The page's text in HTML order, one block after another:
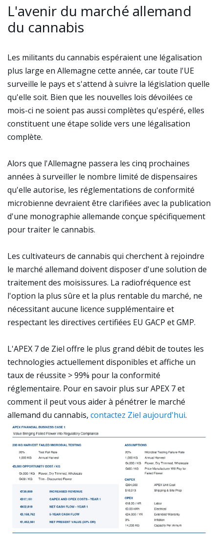
L'avenir du marché allemand
du cannabis
Les militants du cannabis espéraient une légalisation
plus large en Allemagne cette année, car toute l'UE
surveille le pays et s'attend à suivre la législation quelle
qu'elle soit. Bien que les nouvelles lois dévoilées ce
mois-ci ne soient pas aussi complètes qu'espéré, elles
constituent une étape solide vers une légalisation
complète.
Alors que l'Allemagne passera les cinq prochaines
années à surveiller le nombre limité de dispensaires
qu'elle autorise, les réglementations de conformité
microbienne devraient être clarifiées avec la publication
d'une monographie allemande conçue spécifiquement
pour traiter le cannabis.
Les cultivateurs de cannabis qui cherchent à rejoindre
le marché allemand doivent disposer d'une solution de
traitement des moisissures. La radiofréquence est
l'option la plus sûre et la plus rentable du marché, ne
nécessitant aucune licence supplémentaire et
respectant les directives certifiées EU GACP et GMP.
L'APEX 7 de Ziel offre le plus grand débit de toutes les
technologies actuellement disponibles et affiche un
taux de réussite > 99% pour la conformité
réglementaire. Pour en savoir plus sur APEX 7 et
comment il peut vous aider à pénétrer le marché
allemand du cannabis, contactez Ziel aujourd'hui.